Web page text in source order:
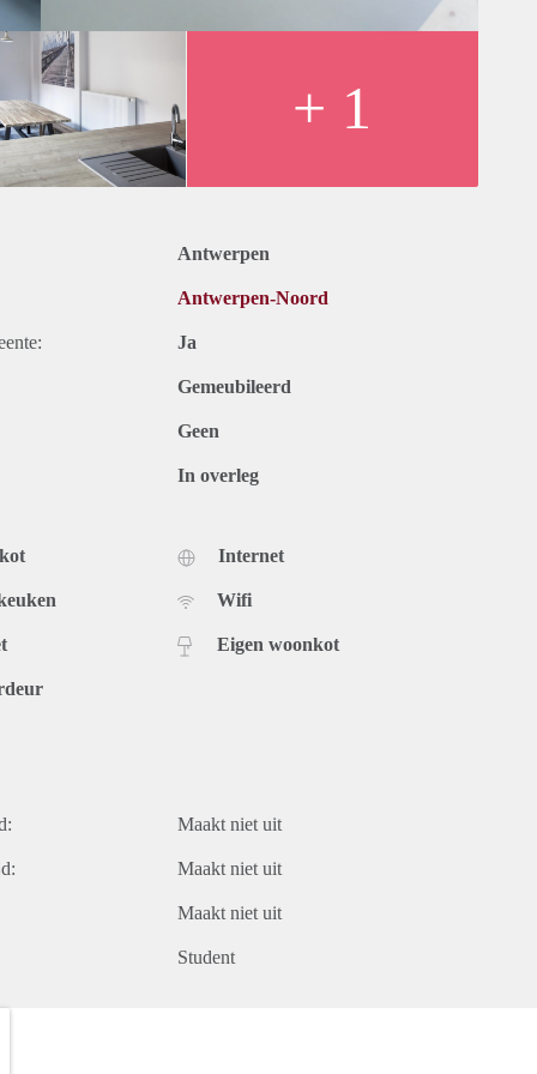
+ 1
Antwerpen
Antwerpen-Noord
Ja
Gemeubileerd
Geen
In overleg
Internet
Wifi
Eigen woonkot
Maakt niet uit
Maakt niet uit
Maakt niet uit
Student